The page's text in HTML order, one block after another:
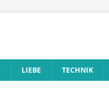
LIEBE TECHNIK